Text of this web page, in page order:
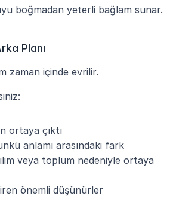
boğmadan yeterli bağlam sunar.
Planı
zaman içinde evrilir.
ortaya çıktı
anlamı arasındaki fark
veya toplum nedeniyle ortaya
önemli düşünürler